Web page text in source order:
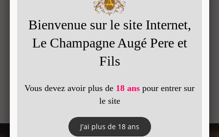
Etiquette stylisée - Tous types évènements - MAGNUM
L'exploitation
Galeries photos